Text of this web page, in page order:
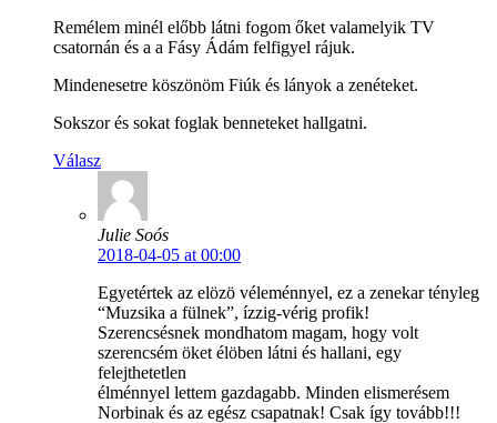
Remélem minél előbb látni fogom őket valamelyik TV
csatornán és a a Fásy Ádám felfigyel rájuk.
Mindenesetre köszönöm Fiúk és lányok a zenéteket.
Sokszor és sokat foglak benneteket hallgatni.
Válasz
Julie Soós
2018-04-05 at 00:00
Egyetértek az elözö véleménnyel, ez a zenekar tényleg
“Muzsika a fülnek”, ízzig-vérig profik!
Szerencsésnek mondhatom magam, hogy volt
szerencsém öket élöben látni és hallani, egy
felejthetetlen
élménnyel lettem gazdagabb. Minden elismerésem
Norbinak és az egész csapatnak! Csak így tovább!!!